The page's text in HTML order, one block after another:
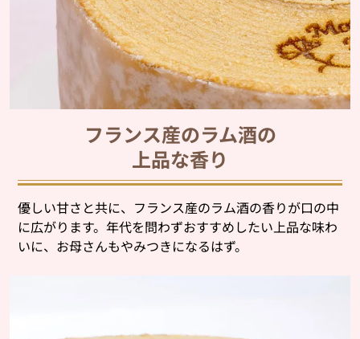
フランス産のラム酒の
上品な香り
優しい甘さと共に、フランス産のラム酒の香りが口の中
に広がります。年代を問わずおすすめしたい上品な味わ
いに、お母さんもやみつきになるはず。